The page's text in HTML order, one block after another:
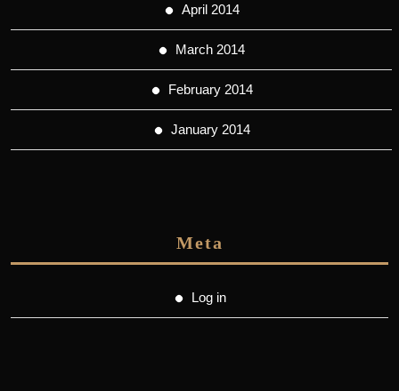
April 2014
March 2014
February 2014
January 2014
Meta
Log in